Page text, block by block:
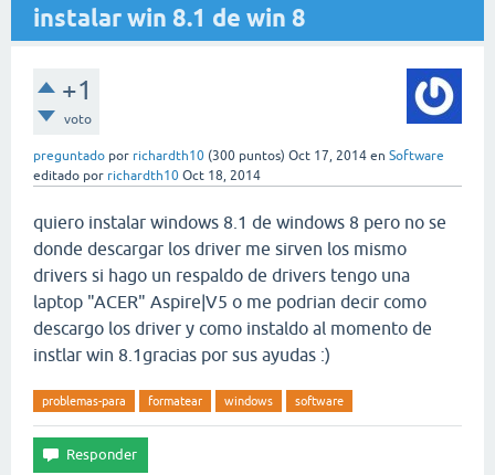
instalar win 8.1 de win 8
+1
voto
preguntado por richardth10 (300 puntos) Oct 17, 2014 en Software
editado por richardth10 Oct 18, 2014
quiero instalar windows 8.1 de windows 8 pero no se
donde descargar los driver me sirven los mismo
drivers si hago un respaldo de drivers tengo una
laptop "ACER" Aspire|V5 o me podrian decir como
descargo los driver y como instaldo al momento de
instlar win 8.1gracias por sus ayudas :)
problemas-para formatear windows software